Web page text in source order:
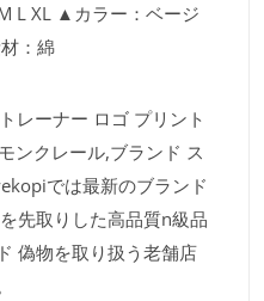
L XL ▲カラー：ベージ
：綿
レーナー ロゴ プリント
ンクレール,ブランド ス
では最新のブランド
先取りした高品質n級品
偽物を取り扱う老舗店